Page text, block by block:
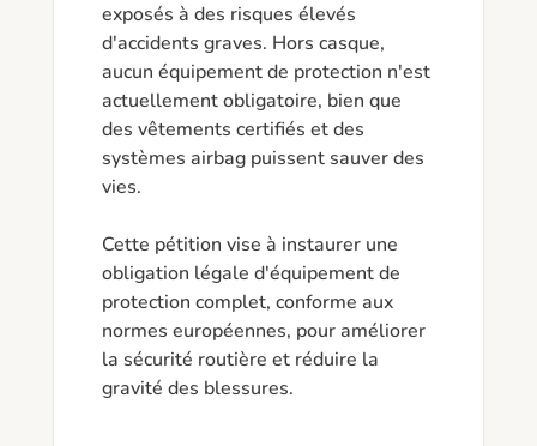
exposés à des risques élevés
d'accidents graves. Hors casque,
aucun équipement de protection n'est
actuellement obligatoire, bien que
des vêtements certifiés et des
systèmes airbag puissent sauver des
vies.
Cette pétition vise à instaurer une
obligation légale d'équipement de
protection complet, conforme aux
normes européennes, pour améliorer
la sécurité routière et réduire la